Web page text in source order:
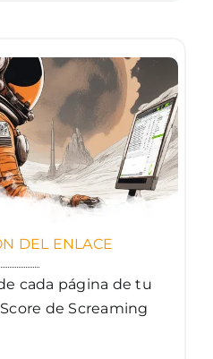
DEL ENLACE
cada página de tu
de Screaming